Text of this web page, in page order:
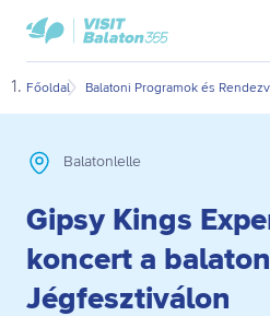
Ugrás
fő
Ugrás
oldal
VisitBalaton365
kezdőlap
Főoldal
Balatonlelle
Gipsy Kings
koncert a
Jégfesztiválon